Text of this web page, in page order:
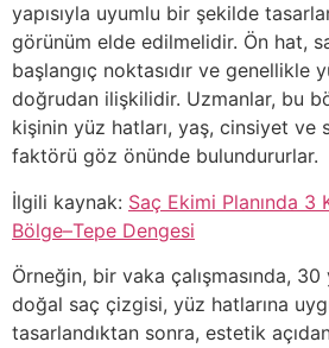
yapısıyla uyumlu bir şekilde
görünüm elde edilmelidir. Ön hat,
başlangıç noktasıdır ve genellikle
doğrudan ilişkilidir. Uzmanlar, bu
kişinin yüz hatları, yaş, cinsiyet
faktörü göz önünde bulundururlar.
İlgili kaynak: Saç Ekimi Planında 3
Bölge–Tepe Dengesi
Örneğin, bir vaka çalışmasında,
doğal saç çizgisi, yüz hatlarına
tasarlandıktan sonra, estetik